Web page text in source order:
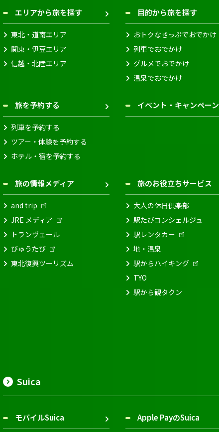
エリアから旅を探す
東北・道南エリア
関東・伊豆エリア
信越・北陸エリア
目的から旅を探す
おトクなきっぷでおでかけ
列車でおでかけ
グルメでおでかけ
温泉でおでかけ
旅を予約する
列車を予約する
ツアー・体験を予約する
ホテル・宿を予約する
イベント・キャンペーン
旅の情報メディア
and trip
JRE メディア
トランヴェール
びゅうたび
東北復興ツーリズム
旅のお役立ちサービス
大人の休日倶楽部
駅たびコンシェルジュ
駅レンタカー
地・温泉
駅からハイキング
TYO
駅から観タクン
Suica
モバイルSuica Apple PayのSuica